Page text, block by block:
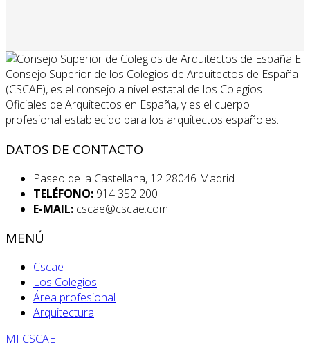
El
Consejo Superior de los Colegios de Arquitectos de España
(CSCAE), es el consejo a nivel estatal de los Colegios
Oficiales de Arquitectos en España, y es el cuerpo
profesional establecido para los arquitectos españoles.
DATOS DE CONTACTO
Paseo de la Castellana, 12 28046 Madrid
TELÉFONO: 914 352 200
E-MAIL: cscae@cscae.com
MENÚ
Cscae
Los Colegios
Área profesional
Arquitectura
MI CSCAE